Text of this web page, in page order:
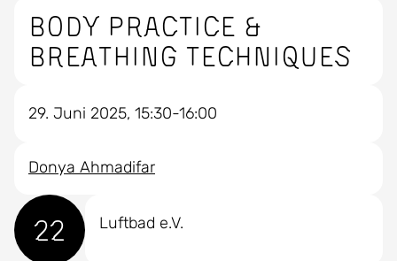
29. Juni 2025, 15:30-16:00
Body practice &
breathing techniques
Donya Ahmadifar
22 Luftbad e.V.